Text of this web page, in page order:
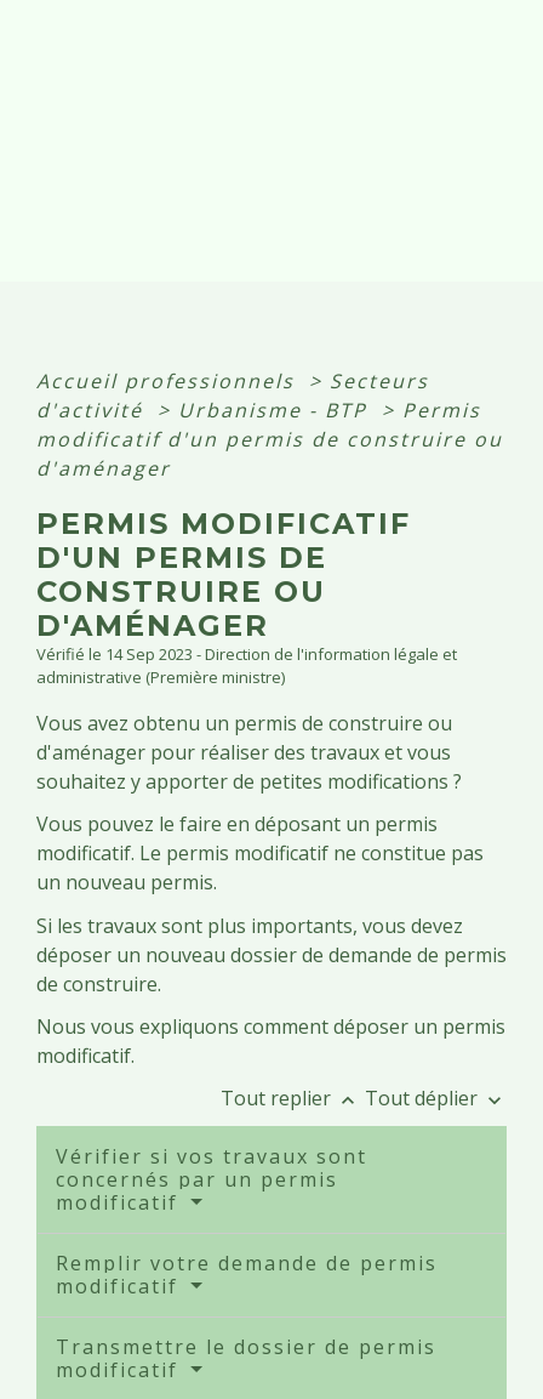
Accueil professionnels > Secteurs
d'activité
> Urbanisme - BTP > Permis
modificatif d'un permis de construire ou
d'aménager
PERMIS MODIFICATIF
D'UN PERMIS DE
CONSTRUIRE OU
D'AMÉNAGER
Vérifié le 14 Sep 2023 - Direction de l'information légale et
administrative (Première ministre)
Vous avez obtenu un permis de construire ou
d'aménager pour réaliser des travaux et vous
souhaitez y apporter de petites modifications ?
Vous pouvez le faire en déposant un permis
modificatif. Le permis modificatif ne constitue pas
un nouveau permis.
Si les travaux sont plus importants, vous devez
déposer un nouveau dossier de demande de permis
de construire.
Nous vous expliquons comment déposer un permis
modificatif.
Tout replier keyboard_arrow_up Tout déplier keyboard_arrow_down
Vérifier si vos travaux sont
concernés par un permis
modificatif
Remplir votre demande de permis
modificatif
Transmettre le dossier de permis
modificatif